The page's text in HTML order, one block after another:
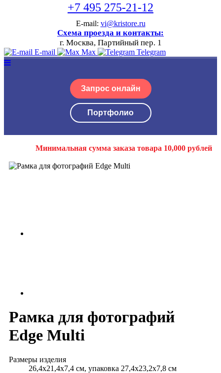
+7 495 275-21-12
E-mail: vi@kristore.ru
Схема проезда и контакты:
г. Москва, Партийный пер. 1
E-mail Max Telegram
Запрос онлайн
Портфолио
Минимальная сумма заказа товара 10,000 рублей
Рамка для фотографий
Edge Multi
Размеры изделия
26,4х21,4х7,4 см, упаковка 27,4х23,2х7,8 см